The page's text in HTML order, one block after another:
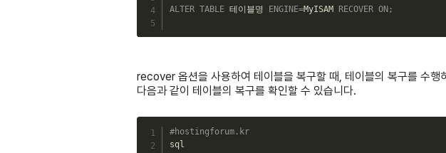
ALTER TABLE 테이블명 ENGINE=MyISAM RECOVER ON ;
recover 옵션을 사용하여 테이블을 복구할 때, 테이블의 복구를 수
다음과 같이 테이블의 복구를 확인할 수 있습니다.
#hostingforum.kr
sql